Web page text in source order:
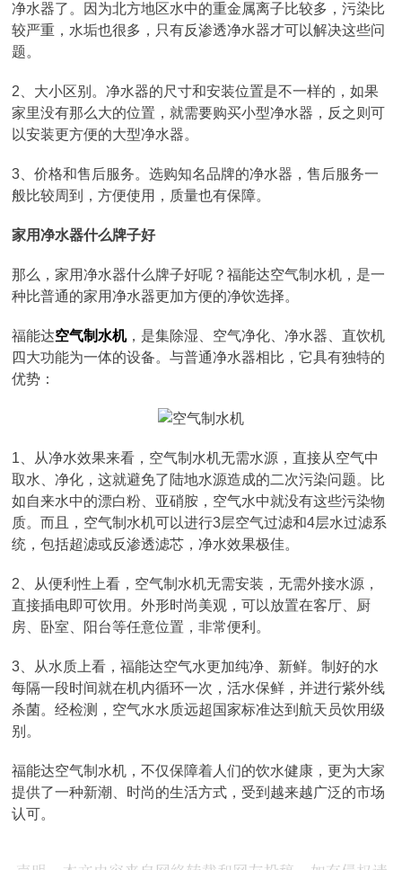
净水器了。因为北方地区水中的重金属离子比较多，污染比
较严重，水垢也很多，只有反渗透净水器才可以解决这些问
题。
2、大小区别。净水器的尺寸和安装位置是不一样的，如果
家里没有那么大的位置，就需要购买小型净水器，反之则可
以安装更方便的大型净水器。
3、价格和售后服务。选购知名品牌的净水器，售后服务一
般比较周到，方便使用，质量也有保障。
家用净水器什么牌子好
那么，家用净水器什么牌子好呢？福能达空气制水机，是一
种比普通的家用净水器更加方便的净饮选择。
福能达空气制水机，是集除湿、空气净化、净水器、直饮机
四大功能为一体的设备。与普通净水器相比，它具有独特的
优势：
1、从净水效果来看，空气制水机无需水源，直接从空气中
取水、净化，这就避免了陆地水源造成的二次污染问题。比
如自来水中的漂白粉、亚硝胺，空气水中就没有这些污染物
质。而且，空气制水机可以进行3层空气过滤和4层水过滤系
统，包括超滤或反渗透滤芯，净水效果极佳。
2、从便利性上看，空气制水机无需安装，无需外接水源，
直接插电即可饮用。外形时尚美观，可以放置在客厅、厨
房、卧室、阳台等任意位置，非常便利。
3、从水质上看，福能达空气水更加纯净、新鲜。制好的水
每隔一段时间就在机内循环一次，活水保鲜，并进行紫外线
杀菌。经检测，空气水水质远超国家标准达到航天员饮用级
别。
福能达空气制水机，不仅保障着人们的饮水健康，更为大家
提供了一种新潮、时尚的生活方式，受到越来越广泛的市场
认可。